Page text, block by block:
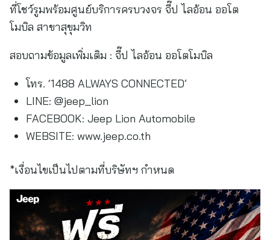
ที่โชว์รูมพร้อมศูนย์บริการครบวงจร จี๊ป ไลอ้อน ออโต
โมบิล สาขาสุขุมวิท
สอบถามข้อมูลเพิ่มเติม : จี๊ป ไลอ้อน ออโตโมบิล
โทร. ‘1488 ALWAYS CONNECTED’
LINE: @jeep_lion
FACEBOOK: Jeep Lion Automobile
WEBSITE: www.jeep.co.th
*เงื่อนไขเป็นไปตามที่บริษัทฯ กำหนด